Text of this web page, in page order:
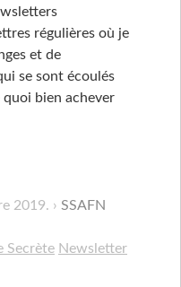
régulières où je
et de
se sont écoulés
bien achever
2019. SSAFN
Secrète Newsletter